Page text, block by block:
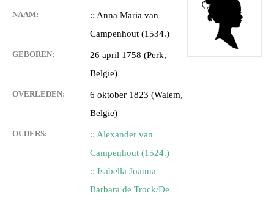
NAAM:
:: Anna Maria van
Campenhout (1534.)
GEBOREN:
26 april 1758 (Perk,
Belgie)
OVERLEDEN:
6 oktober 1823 (Walem,
Belgie)
OUDERS:
:: Alexander van
Campenhout (1524.)
:: Isabella Joanna
Barbara de Trock/De